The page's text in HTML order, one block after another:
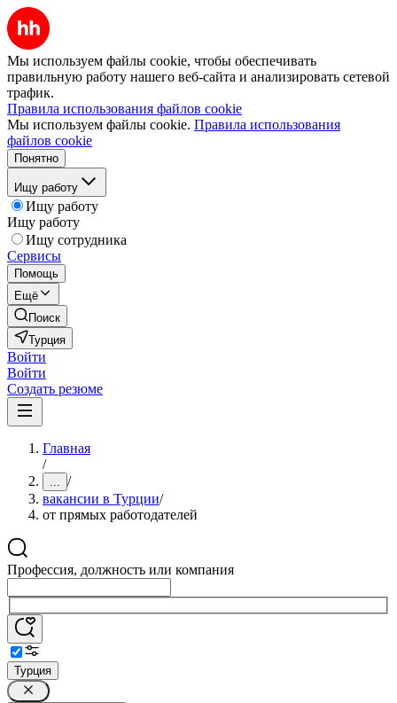
Мы используем файлы cookie, чтобы обеспечивать
правильную работу нашего веб-сайта и анализировать сетевой
трафик.
Правила использования файлов cookie
Мы используем файлы cookie. Правила использования
файлов cookie
Понятно
Ищу работу
Ищу работу
Ищу работу
Ищу сотрудника
Сервисы
Помощь
Ещё
Поиск
Турция
Войти
Войти
Создать резюме
Главная
/
... /
вакансии в Турции/
от прямых работодателей
Профессия, должность или компания
Турция